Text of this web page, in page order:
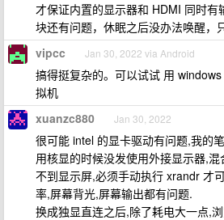
才保证内置的显示器和 HDMI 同时
块还有问题，休眠之后没办法唤醒，
vipcc Jan 30, 2022 via Android
搞得挺复杂的。可以试试 用
拟机
xuanzc880 Jan 30, 2022
很可能 intel 的显卡驱动有问题,我的
用核显的时候没发使用外接显示器,
不到显示屏,必须手动执行 xrandr 才
率,屏幕背光,屏幕输出都有问题.
换成独显直连之后,除了耗电大一点,